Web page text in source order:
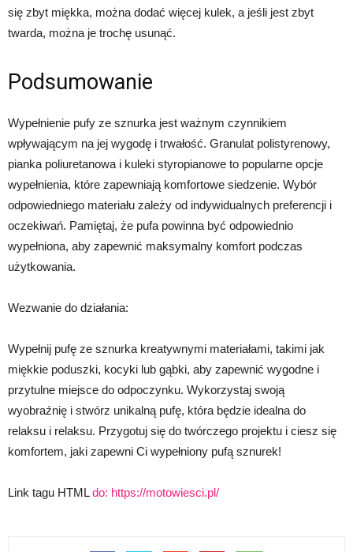
się zbyt miękka, można dodać więcej kulek, a jeśli jest zbyt
twarda, można je trochę usunąć.
Podsumowanie
Wypełnienie pufy ze sznurka jest ważnym czynnikiem
wpływającym na jej wygodę i trwałość. Granulat polistyrenowy,
pianka poliuretanowa i kuleki styropianowe to popularne opcje
wypełnienia, które zapewniają komfortowe siedzenie. Wybór
odpowiedniego materiału zależy od indywidualnych preferencji i
oczekiwań. Pamiętaj, że pufa powinna być odpowiednio
wypełniona, aby zapewnić maksymalny komfort podczas
użytkowania.
Wezwanie do działania:
Wypełnij pufę ze sznurka kreatywnymi materiałami, takimi jak
miękkie poduszki, kocyki lub gąbki, aby zapewnić wygodne i
przytulne miejsce do odpoczynku. Wykorzystaj swoją
wyobraźnię i stwórz unikalną pufę, która będzie idealna do
relaksu i relaksu. Przygotuj się do twórczego projektu i ciesz się
komfortem, jaki zapewni Ci wypełniony pufą sznurek!
Link tagu HTMLdo: https://motowiesci.pl/